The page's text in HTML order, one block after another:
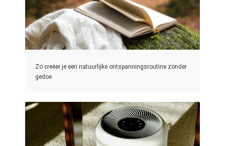
Zo creëer je een natuurlijke ontspanningsroutine zonder
gedoe